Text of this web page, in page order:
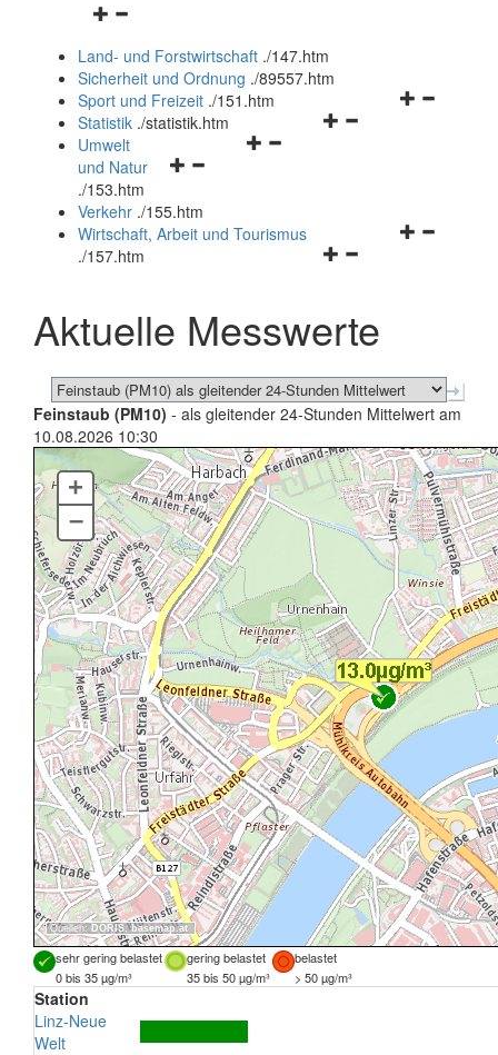
Navigationsmenü
und
schließen
Land- und Forstwirtschaft ./147.htm
Sicherheit und Ordnung ./89557.htm
Navigationsmenü
Sport und Freizeit ./151.htm
Navigationsmenü
Statistik ./statistik.htm
Navigationsmenü
und
schließen
Umwelt
und Natur
./153.htm
Verkehr ./155.htm
Navigationsmenü
schließen
Wirtschaft, Arbeit und Tourismus
./157.htm
Aktuelle Messwerte
Feinstaub (PM10) - als gleitender 24-Stunden Mittelwert am
10.08.2026 10:30
Quellen: DORIS,basemap.at
+
–
sehr gering belastet gering belastet
belastet
0 bis 35 µg/m³
35 bis 50 µg/m³ > 50 µg/m³
Station
Linz-Neue
Welt